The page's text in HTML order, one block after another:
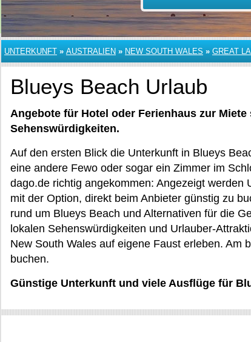
UNTERKUNFT » AUSTRALIEN » NEW SOUTH WALES » GREAT
Blueys Beach Urlaub
Angebote für Hotel oder Ferienhaus zur
Sehenswürdigkeiten.
Auf den ersten Blick die Unterkunft in Blueys
eine andere Fewo oder sogar ein Zimmer im
dago.de richtig angekommen: Angezeigt werden
mit der Option, direkt beim Anbieter günstig zu
rund um Blueys Beach und Alternativen für die
lokalen Sehenswürdigkeiten und Urlauber-
New South Wales auf eigene Faust erleben. Am
buchen.
Günstige Unterkunft und viele Ausflüge für